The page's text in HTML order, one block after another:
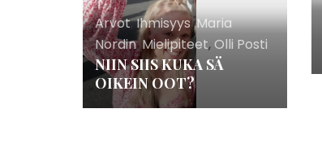
Arvot,Ihmisyys,Maria
Nordin,Mielipiteet,Olli Posti
NIIN SIIS KUKA SÄ
OIKEIN OOT?